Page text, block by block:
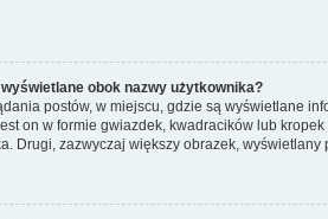
obok nazwy użytkownika?
postów, w miejscu, gdzie są wyświetlane
on w formie gwiazdek, kwadracików lub
Drugi, zazwyczaj większy obrazek,